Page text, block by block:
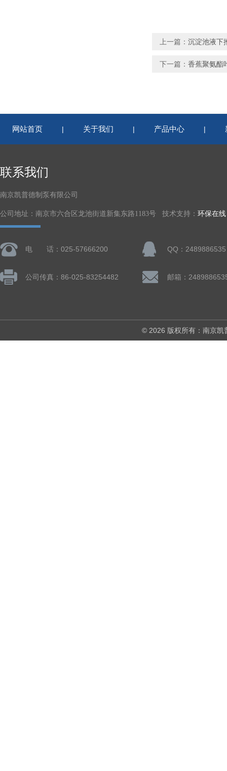
上一篇： 沉淀池液下
下一篇： 香蕉聚氨酯
网站首页 | 关于我们 | 产品中心 |
联系我们
南京凯普德制泵有限公司
公司地址：南京市六合区龙池街道新集东路1183号 技术支持： 环保在线
电 话：025-57666200 QQ：2489886535
公司传真：86-025-83254482 邮箱：
© 2026 版权所有：南京